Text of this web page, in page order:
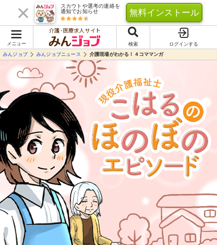
スカウトや選考の連絡を
通知でお知らせ
無料インストール
メニュー
介護･医療求人サイト
検索
ログインする
みんジョブ
みんジョブニュース 介護現場がわかる！４コママンガ